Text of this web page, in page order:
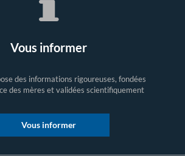
Vous informer
des informations rigoureuses, fondées
des mères et validées scientifiquement
Vous informer